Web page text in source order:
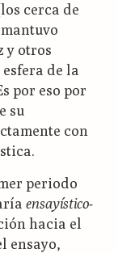
cerca de
y otros
de la
por eso por
su
con
periodo
ensayístico-
hacia el
ensayo,